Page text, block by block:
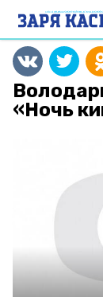
«Ночь